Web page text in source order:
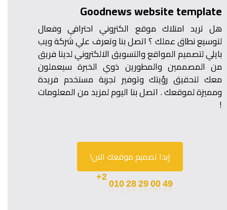
Goodnews website template
هل تريد امتلاك موقع الكتروني احترافي وفعال
لتوسيع نطاق عملك ؟ اتصل بنا وتعرف علي شركة ويب
بايلي لتصميم المواقع والتسويق الالكتروني لدينا فريق
من المصممين والمطورين ذوي الخبرة سيعملون
معك لتحقيق رؤيتك وتوفير تجربة مستخدم فريدة
ومميزة لموقعك . اتصل بنا اليوم لمزيد من المعلومات
!
إبدا تصميم موقعك الان!
00
28
010
2+